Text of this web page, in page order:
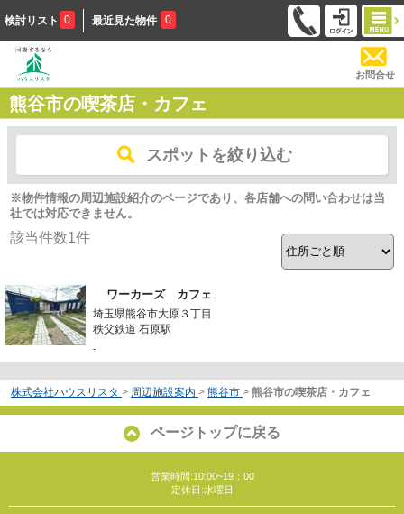
検討リスト 0 最近見た物件 0
お問合せ
熊谷市の喫茶店・カフェ
スポットを絞り込む
※物件情報の周辺施設紹介のページであり、各店舗への問い合わせは当
社では対応できません。
該当件数1件
ワーカーズ カフェ
埼玉県熊谷市大原３丁目
秩父鉄道 石原駅
-
株式会社ハウスリスタ > 周辺施設案内 > 熊谷市 > 熊谷市の喫茶店・カフェ
ページトップに戻る
営業時間:10:00~19：00
定休日:水曜日